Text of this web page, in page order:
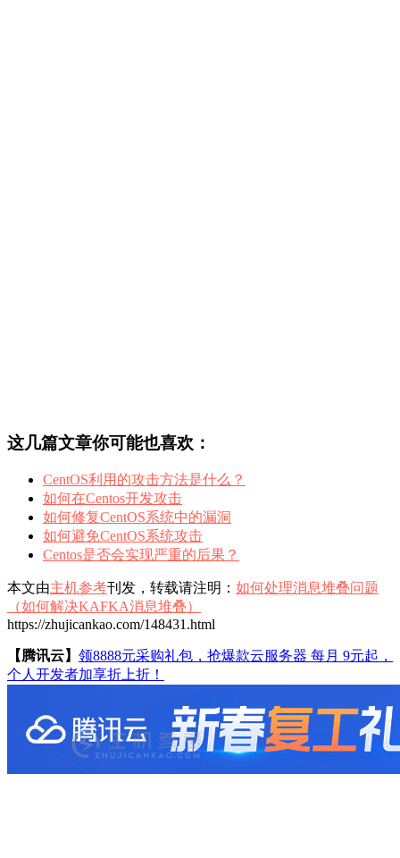
这几篇文章你可能也喜欢：
CentOS利用的攻击方法是什么？
如何在Centos开发攻击
如何修复CentOS系统中的漏洞
如何避免CentOS系统攻击
Centos是否会实现严重的后果？
本文由主机参考刊发，转载请注明： 如何处理消息堆叠问题
（如何解决KAFKA消息堆叠）
https://zhujicankao.com/148431.html
【腾讯云】 领8888元采购礼包，抢爆款云服务器 每月 9元起，
个人开发者加享折上折！